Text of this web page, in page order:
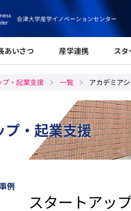
あいさつ 産学連携 スタ
・起業支援 一覧 アカデミア
プ・起業支援
例
スタートアッ